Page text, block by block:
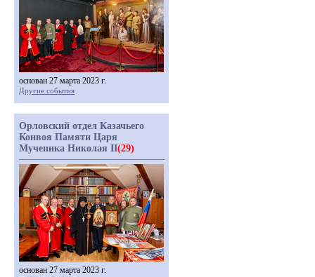
основан 27 марта 2023 г.
Другие события
Орловский отдел Казачьего
Конвоя Памяти Царя
Мученика Николая II(29)
основан 27 марта 2023 г.